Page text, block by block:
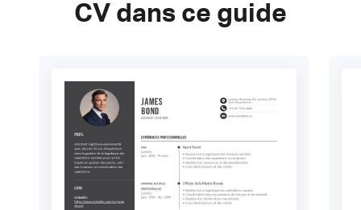
CV dans ce guide